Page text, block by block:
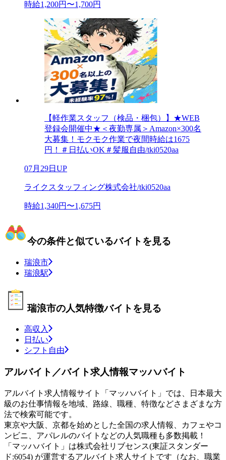
時給1,200円〜1,700円
【軽作業スタッフ（検品・梱包）】★WEB
登録会開催中★＜夜勤専属＞Amazon×300名
大募集！モクモク作業で夜間時給は1675
円！＃日払いOK＃髪服自由/tki0520aa
07月29日UP
ライクスタッフィング株式会社/tki0520aa
時給1,340円〜1,675円
今の条件と似ているバイトを見る
瑞浪市
瑞浪駅
瑞浪市の人気特徴バイトを見る
高収入
日払い
シフト自由
アルバイト／バイト求人情報マッハバイト
アルバイト求人情報サイト「マッハバイト」では、日本最大
級のお仕事情報を地域、路線、職種、特徴などさまざまな方
法で検索可能です。
東京や大阪、京都を始めとした全国の求人情報、カフェやコ
ンビニ、アパレルのバイトなどの人気職種も多数掲載！
「マッハバイト」は株式会社リブセンス(東証スタンダー
ド:6054) が運営するアルバイト求人サイトです（なお、職業